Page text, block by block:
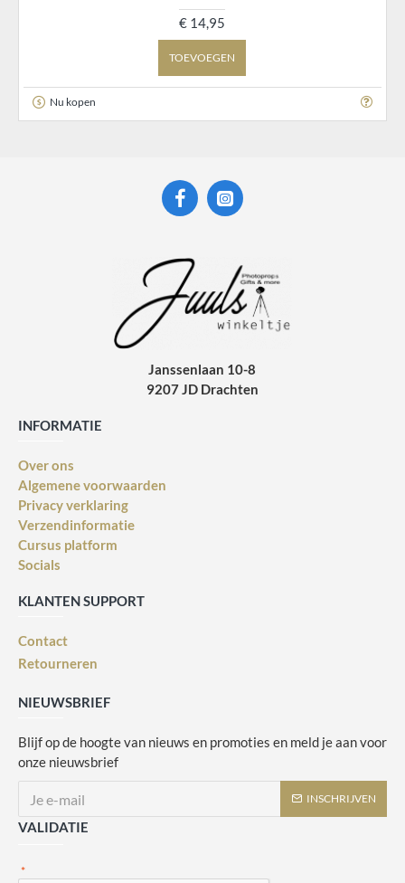
€ 14,95
TOEVOEGEN
Nu kopen
Janssenlaan 10-8
9207 JD Drachten
INFORMATIE
Over ons
Algemene voorwaarden
Privacy verklaring
Verzendinformatie
Cursus platform
Socials
KLANTEN SUPPORT
Contact
Retourneren
NIEUWSBRIEF
Blijf op de hoogte van nieuws en promoties en meld je aan voor
onze nieuwsbrief
INSCHRIJVEN
VALIDATIE